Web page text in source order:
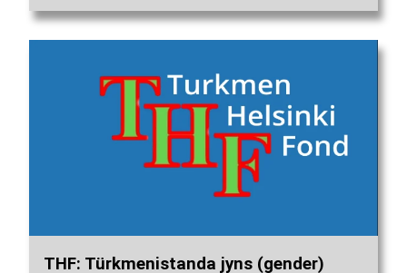
THF: Türkmenistanda jyns (gender)